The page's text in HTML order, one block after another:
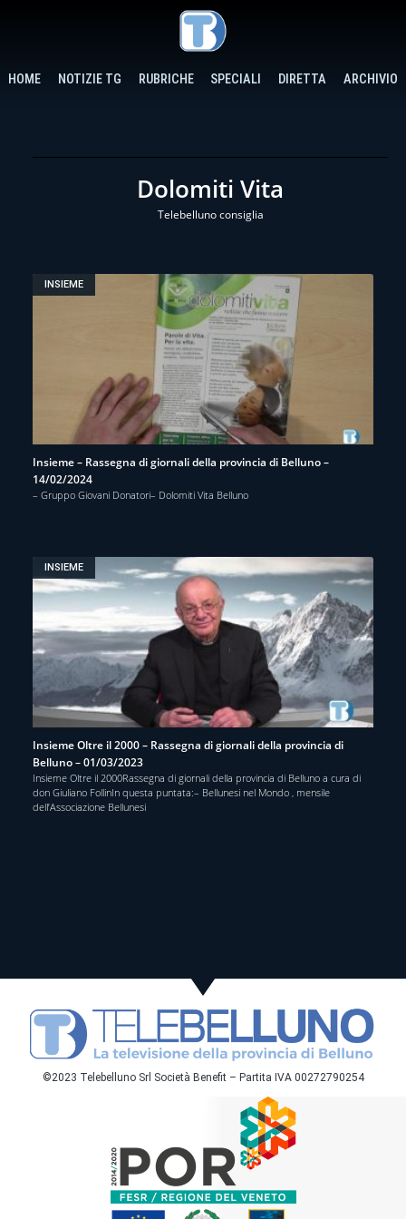
HOME NOTIZIE TG RUBRICHE SPECIALI DIRETTA ARCHIVIO
Dolomiti Vita
Telebelluno consiglia
INSIEME
Insieme – Rassegna di giornali della provincia di Belluno –
14/02/2024
– Gruppo Giovani Donatori– Dolomiti Vita Belluno
INSIEME
Insieme Oltre il 2000 – Rassegna di giornali della provincia di
Belluno – 01/03/2023
Insieme Oltre il 2000Rassegna di giornali della provincia di Belluno a cura di
don Giuliano FollinIn questa puntata:– Bellunesi nel Mondo , mensile
dell’Associazione Bellunesi
©2023 Telebelluno Srl Società Benefit – Partita IVA 00272790254